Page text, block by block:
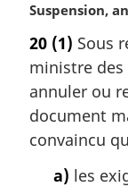
N
t
e
m
a
g
Suspension,
20 (1) Sous
ministre des
annuler ou
document
convaincu
a) les